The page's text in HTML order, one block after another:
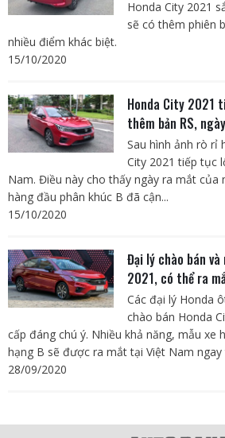
Honda City 2021
sẽ có thêm phiên
nhiều điểm khác biệt.
15/10/2020
Honda City 2021
thêm bản RS,
Sau hình ảnh rò rỉ
City 2021 tiếp tục
Nam. Điều này cho thấy ngày ra mắt của
hàng đầu phân khúc B đã cận...
15/10/2020
Đại lý chào bán
2021, có thể ra
Các đại lý Honda
chào bán Honda
cấp đáng chú ý. Nhiều khả năng, mẫu xe
hạng B sẽ được ra mắt tại Việt Nam ngay
28/09/2020